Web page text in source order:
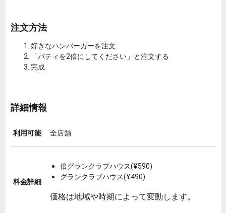
注文方法
好きなハンバーガーを注文
「パティを2倍にしてください」と注文する
完成
詳細情報
利用可能 全店舗
料金詳細
倍グランクラブハウス(¥590)
グランクラブハウス(¥490)
価格は地域や時期によって変動します。